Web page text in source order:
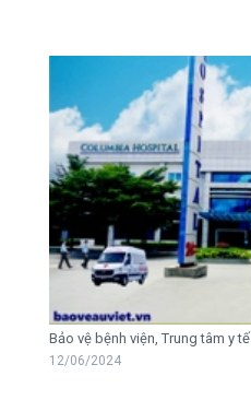
Bảo vệ bệnh viện, Trung tâm y tế
12/06/2024